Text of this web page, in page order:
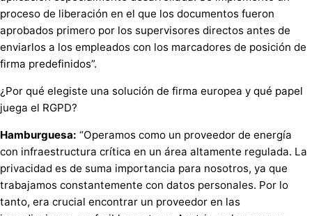
proceso de liberación en el que los documentos fueron
aprobados primero por los supervisores directos antes de
enviarlos a los empleados con los marcadores de posición de
firma predefinidos”.
¿Por qué elegiste una solución de firma europea y qué papel
juega el RGPD?
Hamburguesa: “Operamos como un proveedor de energía
con infraestructura crítica en un área altamente regulada. La
privacidad es de suma importancia para nosotros, ya que
trabajamos constantemente con datos personales. Por lo
tanto, era crucial encontrar un proveedor en las